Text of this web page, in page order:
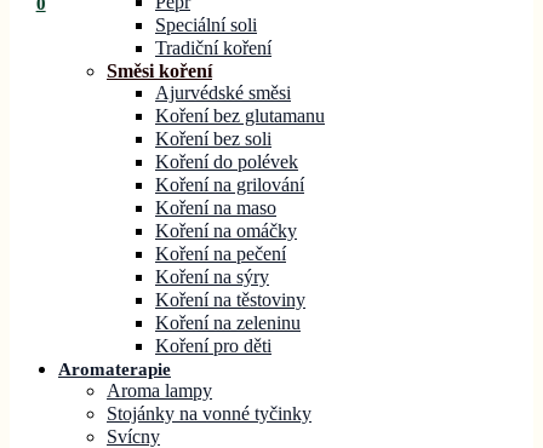
Speciální soli
Tradiční koření
Směsi koření
Ajurvédské směsi
Koření bez glutamanu
Koření bez soli
Koření do polévek
Koření na grilování
Koření na maso
Koření na omáčky
Koření na pečení
Koření na sýry
Koření na těstoviny
Koření na zeleninu
Koření pro děti
Aromaterapie
Aroma lampy
Stojánky na vonné tyčinky
Svícny